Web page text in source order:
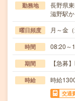
勤務地
長野県
滋野駅
曜日頻度 月～金
時間 08:20～
期間 【急募
時給 時給
交通